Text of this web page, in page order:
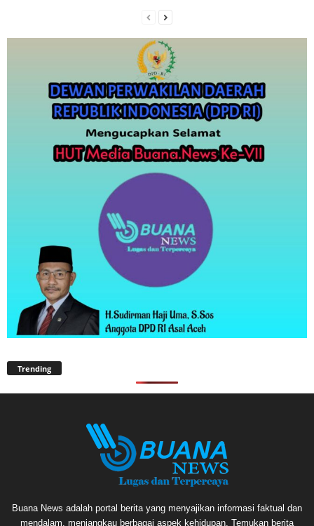
Trending
Buana News adalah portal berita yang menyajikan informasi faktual dan
mendalam, menjangkau berbagai aspek kehidupan. Temukan berita